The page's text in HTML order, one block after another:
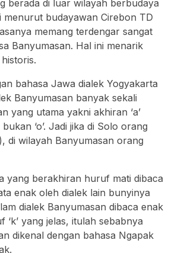
berada di luar wilayah berbudaya
menurut budayawan Cirebon TD
memang terdengar sangat
Banyumasan. Hal ini menarik
bahasa Jawa dialek Yogyakarta
Banyumasan banyak sekali
yang utama yakni akhiran ‘a’
‘o’. Jadi jika di Solo orang
di wilayah Banyumasan orang
yang berakhiran huruf mati dibaca
enak oleh dialek lain bunyinya
dialek Banyumasan dibaca enak
yang jelas, itulah sebabnya
dikenal dengan bahasa Ngapak